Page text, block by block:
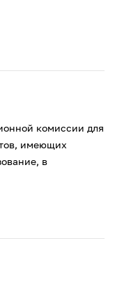
комиссии для
имеющих
в